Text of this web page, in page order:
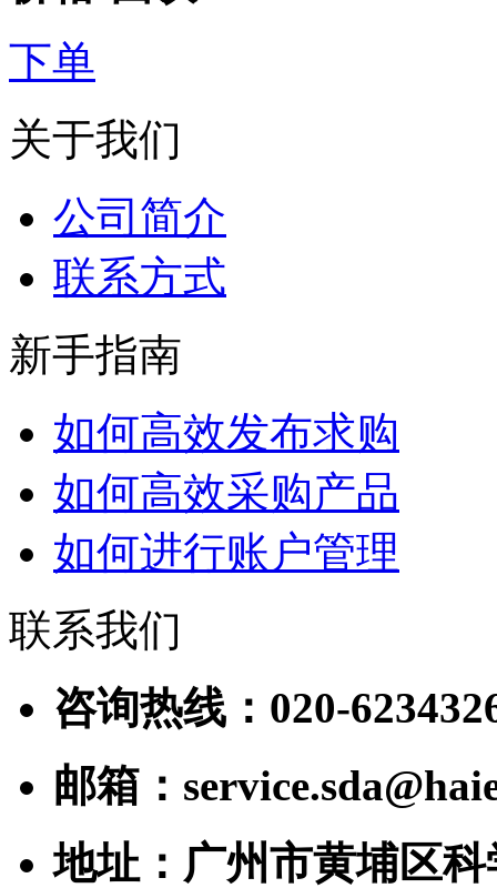
下单
关于我们
公司简介
联系方式
新手指南
如何高效发布求购
如何高效采购产品
如何进行账户管理
联系我们
咨询热线：020-
邮箱：
地址：广州市黄埔区